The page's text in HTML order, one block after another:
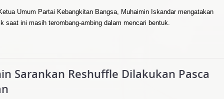
Umum Partai Kebangkitan Bangsa, Muhaimin Iskandar mengatakan
saat ini masih terombang-ambing dalam mencari bentuk.
Sarankan Reshuffle Dilakukan Pasca